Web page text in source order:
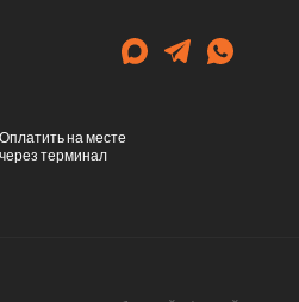
Оплатить на месте
через терминал